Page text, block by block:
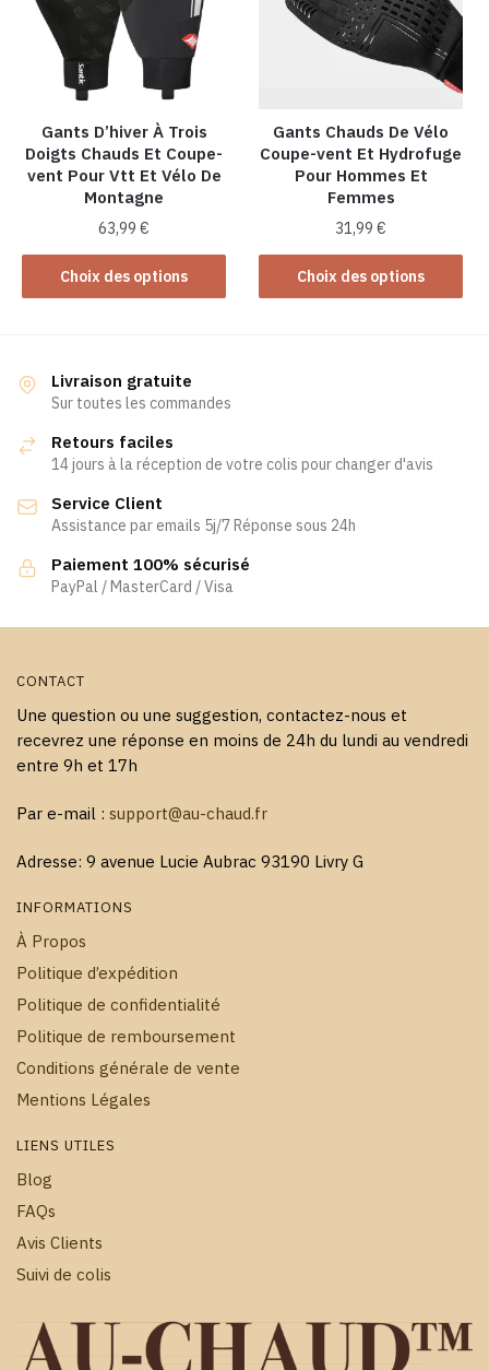
Gants D’hiver À Trois
Doigts Chauds Et Coupe-
vent Pour Vtt Et Vélo De
Montagne
63,99€
Choix des options
Ce
produit
variations.
Les
peuvent
choisies
sur
la
page
Gants Chauds De Vélo
Coupe-vent Et Hydrofuge
Pour Hommes Et
Femmes
31,99€
Choix des options
Ce
produit
peuvent
être
Livraison gratuite
Sur toutes les commandes
Retours faciles
14 jours à la réception de votre colis pour changer d'avis
Service Client
Assistance par emails 5j/7 Réponse sous 24h
Paiement 100% sécurisé
PayPal / MasterCard / Visa
CONTACT
Une question ou une suggestion, contactez-nous et
recevrez une réponse en moins de 24h du lundi au vendredi
entre 9h et 17h
Par e-mail : support@au-chaud.fr
Adresse: 9 avenue Lucie Aubrac 93190 Livry G
INFORMATIONS
À Propos
Politique d’expédition
Politique de confidentialité
Politique de remboursement
Conditions générale de vente
Mentions Légales
LIENS UTILES
Blog
FAQs
Avis Clients
Suivi de colis